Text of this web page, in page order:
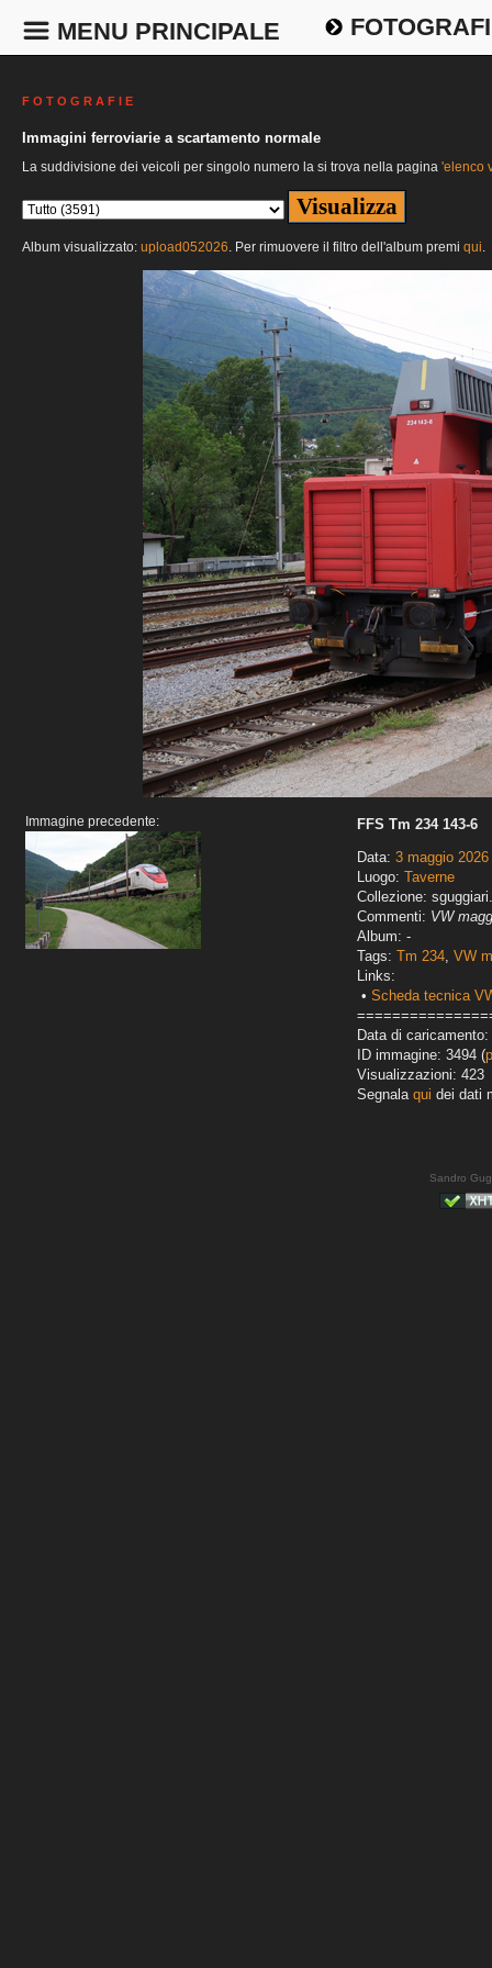
MENU PRINCIPALE
F O T O G R A F I E
Immagini ferroviarie a scartamento normale
La suddivisione dei veicoli per singolo numero la si trova nella pagina 'elenco
Album visualizzato: upload052026. Per rimuovere il filtro dell'album premi qui.
Immagine precedente:
FFS Tm 234 143-6
Data: 3 maggio 2026
Luogo: Taverne
Collezione:
Commenti: VW
Album: -
Tags: Tm 234, VW
Links:
• Scheda tecnica
Data di
ID immagine: 3494 (
Visualizzazioni: 423
Segnala qui dei dati
Sandro